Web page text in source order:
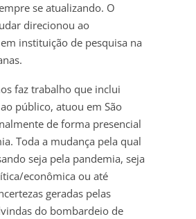
se atualizando. O
direcionou ao
instituição de pesquisa na
faz trabalho que inclui
público, atuou em São
de forma presencial
Toda a mudança pela qual
seja pela pandemia, seja
econômica ou até
geradas pelas
do bombardeio de